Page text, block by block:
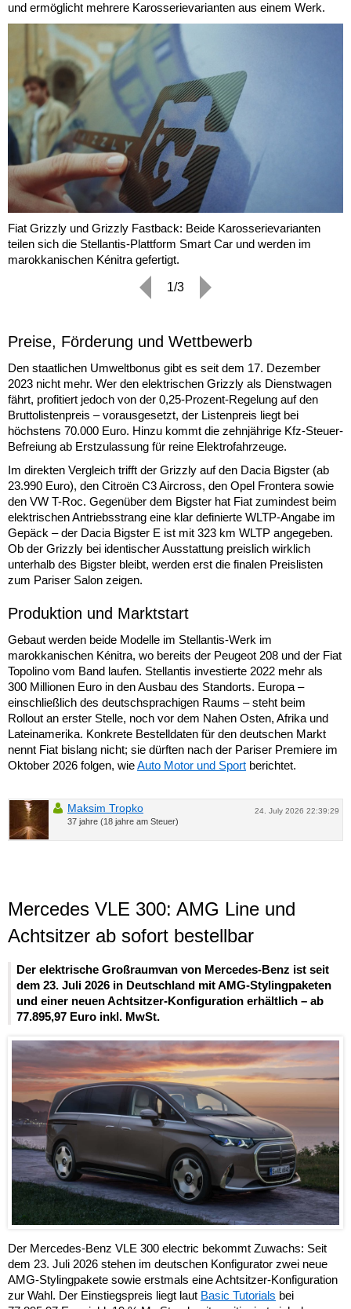
und ermöglicht mehrere Karosserievarianten aus einem Werk.
Fiat Grizzly und Grizzly Fastback: Beide Karosserievarianten
teilen sich die Stellantis-Plattform Smart Car und werden im
marokkanischen Kénitra gefertigt.
1/3
Preise, Förderung und Wettbewerb
Den staatlichen Umweltbonus gibt es seit dem 17. Dezember
2023 nicht mehr. Wer den elektrischen Grizzly als Dienstwagen
fährt, profitiert jedoch von der 0,25-Prozent-Regelung auf den
Bruttolistenpreis – vorausgesetzt, der Listenpreis liegt bei
höchstens 70.000 Euro. Hinzu kommt die zehnjährige Kfz-Steuer-
Befreiung ab Erstzulassung für reine Elektrofahrzeuge.
Im direkten Vergleich trifft der Grizzly auf den Dacia Bigster (ab
23.990 Euro), den Citroën C3 Aircross, den Opel Frontera sowie
den VW T-Roc. Gegenüber dem Bigster hat Fiat zumindest beim
elektrischen Antriebsstrang eine klar definierte WLTP-Angabe im
Gepäck – der Dacia Bigster E ist mit 323 km WLTP angegeben.
Ob der Grizzly bei identischer Ausstattung preislich wirklich
unterhalb des Bigster bleibt, werden erst die finalen Preislisten
zum Pariser Salon zeigen.
Produktion und Marktstart
Gebaut werden beide Modelle im Stellantis-Werk im
marokkanischen Kénitra, wo bereits der Peugeot 208 und der Fiat
Topolino vom Band laufen. Stellantis investierte 2022 mehr als
300 Millionen Euro in den Ausbau des Standorts. Europa –
einschließlich des deutschsprachigen Raums – steht beim
Rollout an erster Stelle, noch vor dem Nahen Osten, Afrika und
Lateinamerika. Konkrete Bestelldaten für den deutschen Markt
nennt Fiat bislang nicht; sie dürften nach der Pariser Premiere im
Oktober 2026 folgen, wieAuto Motor und Sport berichtet.
24. July 2026 22:39:29
Maksim Tropko
37 jahre (18 jahre am Steuer)
Mercedes VLE 300: AMG Line und
Achtsitzer ab sofort bestellbar
Der elektrische Großraumvan von Mercedes-Benz ist seit
dem 23. Juli 2026 in Deutschland mit AMG-Stylingpaketen
und einer neuen Achtsitzer-Konfiguration erhältlich – ab
77.895,97 Euro inkl. MwSt.
Der Mercedes-Benz VLE 300 electric bekommt Zuwachs: Seit
dem 23. Juli 2026 stehen im deutschen Konfigurator zwei neue
AMG-Stylingpakete sowie erstmals eine Achtsitzer-Konfiguration
zur Wahl. Der Einstiegspreis liegt laut Basic Tutorials bei